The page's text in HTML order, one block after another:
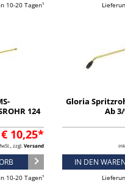
10-20 Tagen¹
124
€ 10,25*
zzgl. Versand
10-20 Tagen¹
Gloria
Ab
IN DEN